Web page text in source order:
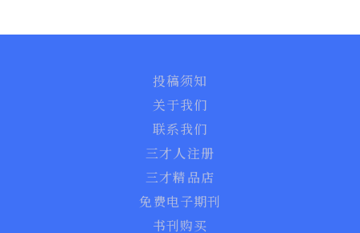
投稿须知
关于我们
联系我们
三才人注册
三才精品店
免费电子期刊
书刊购买